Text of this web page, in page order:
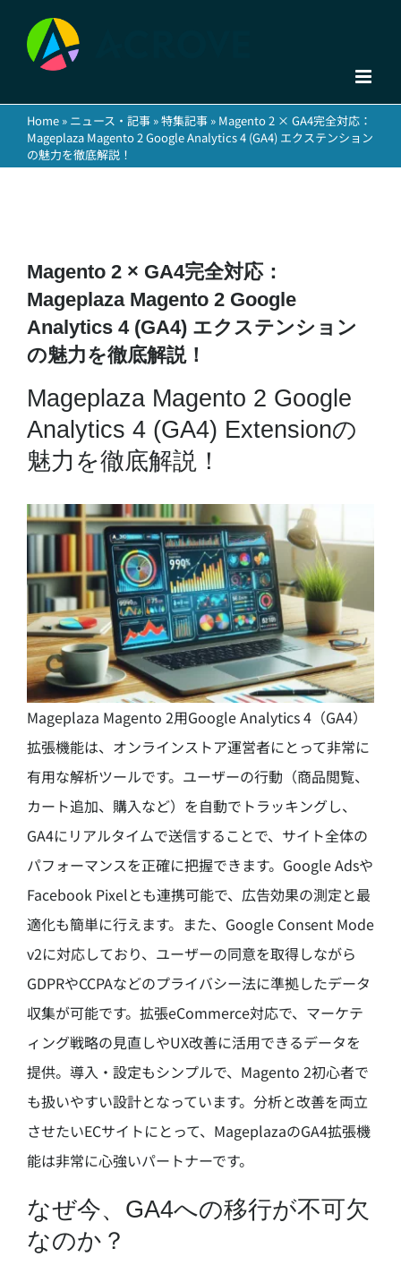
content
Home » ニュース・記事 »特集記事 » Magento 2 × GA4完全対応：
Mageplaza Magento 2 Google Analytics 4 (GA4) エクステンション
の魅力を徹底解説！
Magento 2 × GA4完全対応：
Mageplaza Magento 2 Google
Analytics 4 (GA4) エクステンション
の魅力を徹底解説！
Mageplaza Magento 2 Google
Analytics 4 (GA4) Extensionの
魅力を徹底解説！
Mageplaza Magento 2用Google Analytics 4（GA4）
拡張機能は、オンラインストア運営者にとって非常に
有用な解析ツールです。ユーザーの行動（商品閲覧、
カート追加、購入など）を自動でトラッキングし、
GA4にリアルタイムで送信することで、サイト全体の
パフォーマンスを正確に把握できます。Google Adsや
Facebook Pixelとも連携可能で、広告効果の測定と最
適化も簡単に行えます。また、Google Consent Mode
v2に対応しており、ユーザーの同意を取得しながら
GDPRやCCPAなどのプライバシー法に準拠したデータ
収集が可能です。拡張eCommerce対応で、マーケテ
ィング戦略の見直しやUX改善に活用できるデータを
提供。導入・設定もシンプルで、Magento 2初心者で
も扱いやすい設計となっています。分析と改善を両立
させたいECサイトにとって、MageplazaのGA4拡張機
能は非常に心強いパートナーです。
なぜ今、GA4への移行が不可欠
なのか？